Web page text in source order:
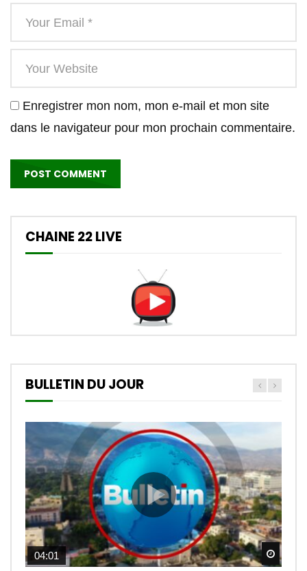
Enregistrer mon nom, mon e-mail et mon site
dans le navigateur pour mon prochain commentaire.
CHAINE 22 LIVE
BULLETIN DU JOUR
04:01